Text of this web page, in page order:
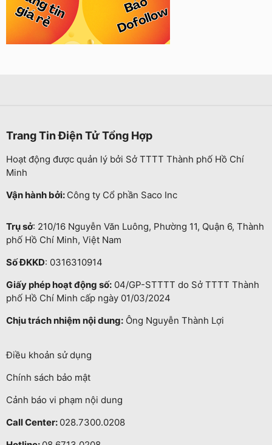
Trang Tin Điện Tử Tổng Hợp
Hoạt động được quản lý bởi Sở TTTT Thành phố Hồ Chí
Minh
Vận hành bởi: Công ty Cổ phần Saco Inc
Trụ sở: 210/16 Nguyễn Văn Luông, Phường 11, Quận 6, Thành
phố Hồ Chí Minh, Việt Nam
Số ĐKKD: 0316310914
Giấy phép hoạt động số: 04/GP-STTTT do Sở TTTT Thành
phố Hồ Chí Minh cấp ngày 01/03/2024
Chịu trách nhiệm nội dung: Ông Nguyễn Thành Lợi
Điều khoản sử dụng
Chính sách bảo mật
Cảnh báo vi phạm nội dung
Call Center: 028.7300.0208